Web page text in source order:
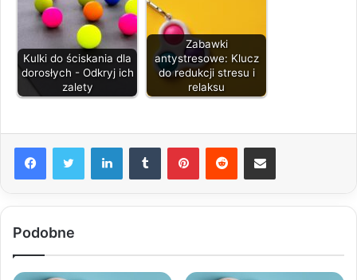
Kulki do ściskania dla
dorosłych - Odkryj ich
zalety
Zabawki
antystresowe: Klucz
do redukcji stresu i
relaksu
LinkedInTumblr PinterestReddit Share via Email
Podobne